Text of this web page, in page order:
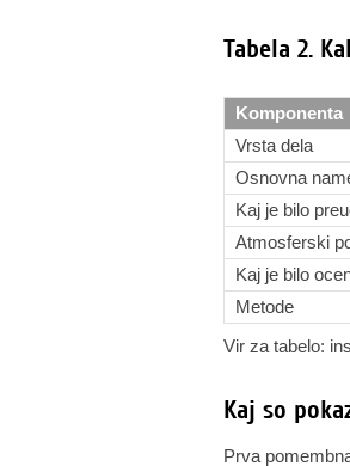
Tabela 2.
Komponenta
Vrsta dela
Osnovna
Kaj je bilo
Atmosferski
Kaj je bilo
Metode
Vir za tabelo:
Kaj so
Prva